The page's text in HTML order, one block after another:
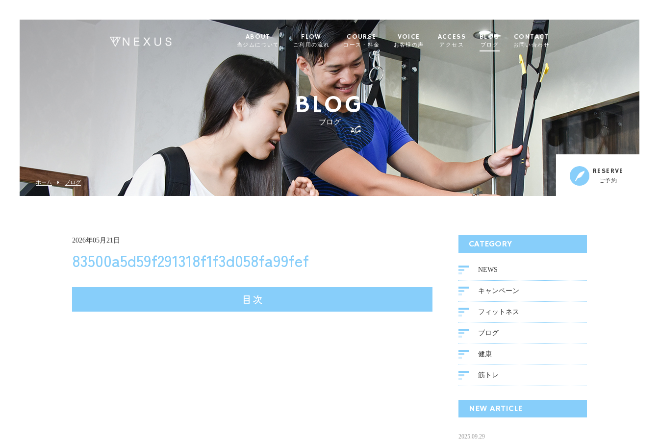
ABOUT
当ジムについて
FLOW
ご利用の流れ
COURSE
コース・料金
VOICE
お客様の声
ACCESS
アクセス
BLOG
ブログ
CONTACT
お問い合わせ
BLOG
ブログ
ホーム ブログ
RESERVE
ご予約
2026年05月21日
83500a5d59f291318f1f3d058fa99fef
目次
CATEGORY
NEWS
キャンペーン
フィットネス
ブログ
健康
筋トレ
NEW ARTICLE
2025.09.29